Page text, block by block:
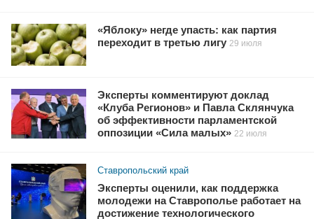
«Яблоку» негде упасть: как партия
переходит в третью лигу 29 июля
Эксперты комментируют доклад
«Клуба Регионов» и Павла Склянчука
об эффективности парламентской
оппозиции «Сила малых» 22 июля
Ставропольский край
Эксперты оценили, как поддержка
молодежи на Ставрополье работает на
достижение технологического